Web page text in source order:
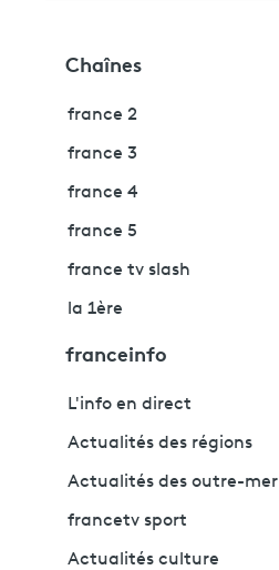
Chaînes
france 2
france 3
france 4
france 5
france tv slash
la 1ère
franceinfo
L'info en direct
Actualités des régions
Actualités des outre-mer
francetv sport
Actualités culture